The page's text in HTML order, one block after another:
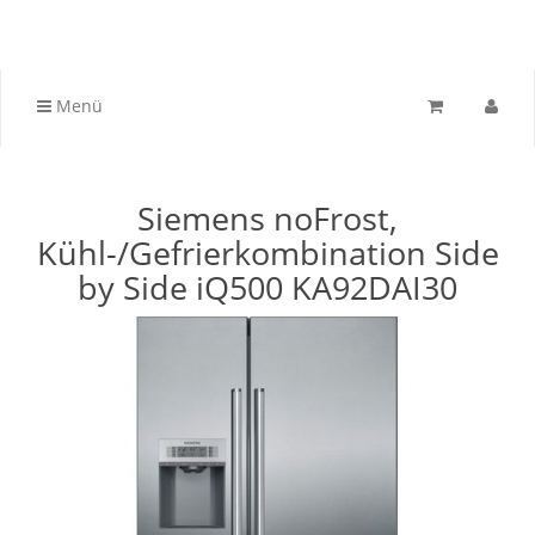
Menü
Siemens noFrost,
Kühl-/Gefrierkombination Side
by Side iQ500 KA92DAI30